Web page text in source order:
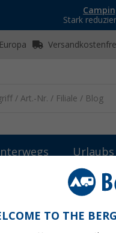
Stark
Urlaubs
&
TO THE